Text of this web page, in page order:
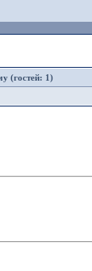
(гостей: 1)